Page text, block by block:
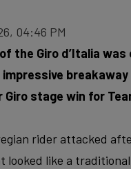
04:46 PM
the Giro d’Italia
stage win for
rider attacked
looked like a